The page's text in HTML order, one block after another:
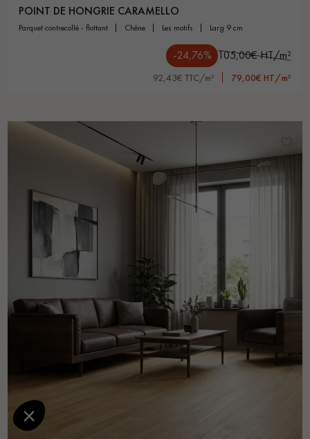
POINT DE HONGRIE CARAMELLO
parquet contrecollé - flottant chêne les motifs larg 9 cm
-24,76% 105,00€ HT/m²
92,43€ TTC/m² 79,00€ HT/m²